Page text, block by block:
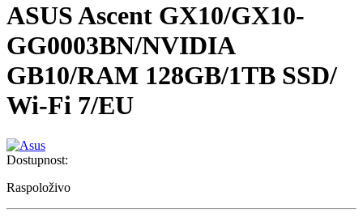
ASUS Ascent GX10/GX10-
GG0003BN/NVIDIA
GB10/RAM 128GB/1TB SSD/
Wi-Fi 7/EU
Dostupnost:
Raspoloživo